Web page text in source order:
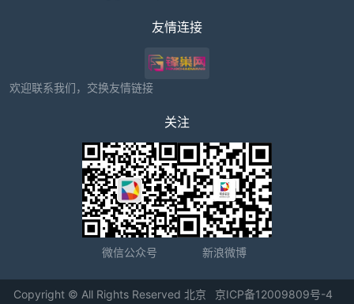
友情连接
欢迎联系我们，交换友情链接
关注
微信公众号 新浪微博
Copyright © All Rights Reserved 北京
京ICP备12009809号-4